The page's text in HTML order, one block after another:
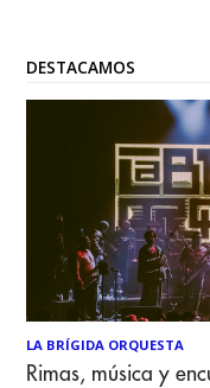
DESTACAMOS
LA BRÍGIDA ORQUESTA
Rimas, música y